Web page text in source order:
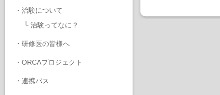
・ 治験について
└ 治験ってなに？
・ 研修医の皆様へ
・ ORCAプロジェクト
・ 連携パス